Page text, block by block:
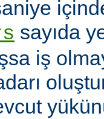
sayıda
iş